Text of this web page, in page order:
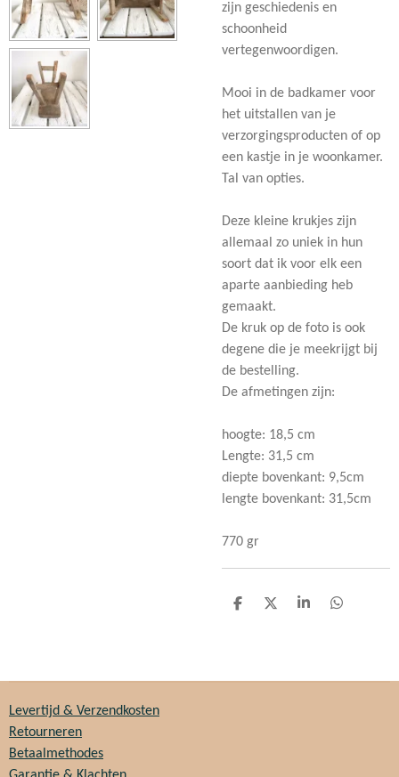
zijn geschiedenis en
schoonheid
vertegenwoordigen.
Mooi in de badkamer voor
het uitstallen van je
verzorgingsproducten of op
een kastje in je woonkamer.
Tal van opties.
Deze kleine krukjes zijn
allemaal zo uniek in hun
soort dat ik voor elk een
aparte aanbieding heb
gemaakt.
De kruk op de foto is ook
degene die je meekrijgt bij
de bestelling.
De afmetingen zijn:
hoogte: 18,5 cm
Lengte: 31,5 cm
diepte bovenkant: 9,5cm
lengte bovenkant: 31,5cm
770 gr
D
D
S
D
Levertijd & Verzendkosten
Retourneren
Betaalmethodes